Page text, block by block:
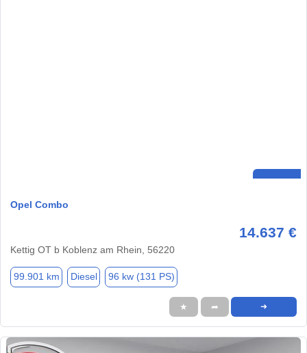
Opel Combo
14.637 €
Kettig OT b Koblenz am Rhein, 56220
99.901 km Diesel 96 kw (131 PS)
★ ➦ ➜